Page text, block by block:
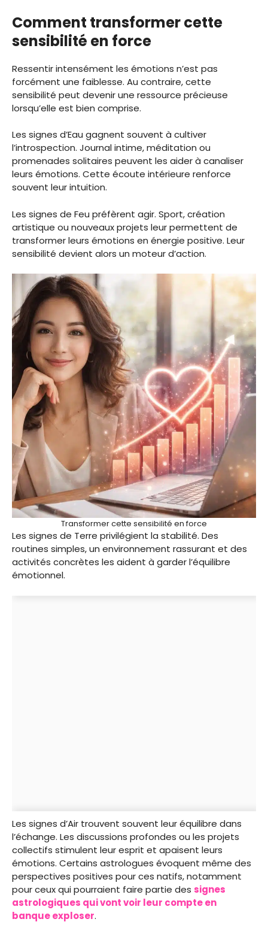
Comment transformer cette
sensibilité en force
Ressentir intensément les émotions n’est pas
forcément une faiblesse. Au contraire, cette
sensibilité peut devenir une ressource précieuse
lorsqu’elle est bien comprise.
Les signes d’Eau gagnent souvent à cultiver
l’introspection. Journal intime, méditation ou
promenades solitaires peuvent les aider à canaliser
leurs émotions. Cette écoute intérieure renforce
souvent leur intuition.
Les signes de Feu préfèrent agir. Sport, création
artistique ou nouveaux projets leur permettent de
transformer leurs émotions en énergie positive. Leur
sensibilité devient alors un moteur d’action.
Transformer cette sensibilité en force
Les signes de Terre privilégient la stabilité. Des
routines simples, un environnement rassurant et des
activités concrètes les aident à garder l’équilibre
émotionnel.
Les signes d’Air trouvent souvent leur équilibre dans
l’échange. Les discussions profondes ou les projets
collectifs stimulent leur esprit et apaisent leurs
émotions. Certains astrologues évoquent même des
perspectives positives pour ces natifs, notamment
pour ceux qui pourraient faire partie des signes
astrologiques qui vont voir leur compte en
banque exploser.